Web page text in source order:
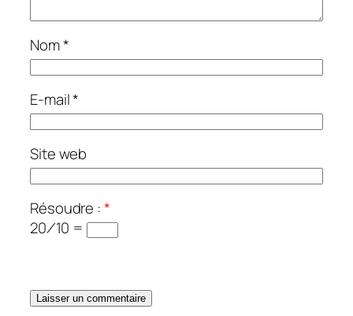
Nom*
E-mail*
Site web
Résoudre :*
20 ⁄ 10 =